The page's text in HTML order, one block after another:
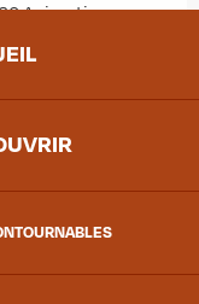
Animations :
enfants et
Groupe Ti-
: : galettes